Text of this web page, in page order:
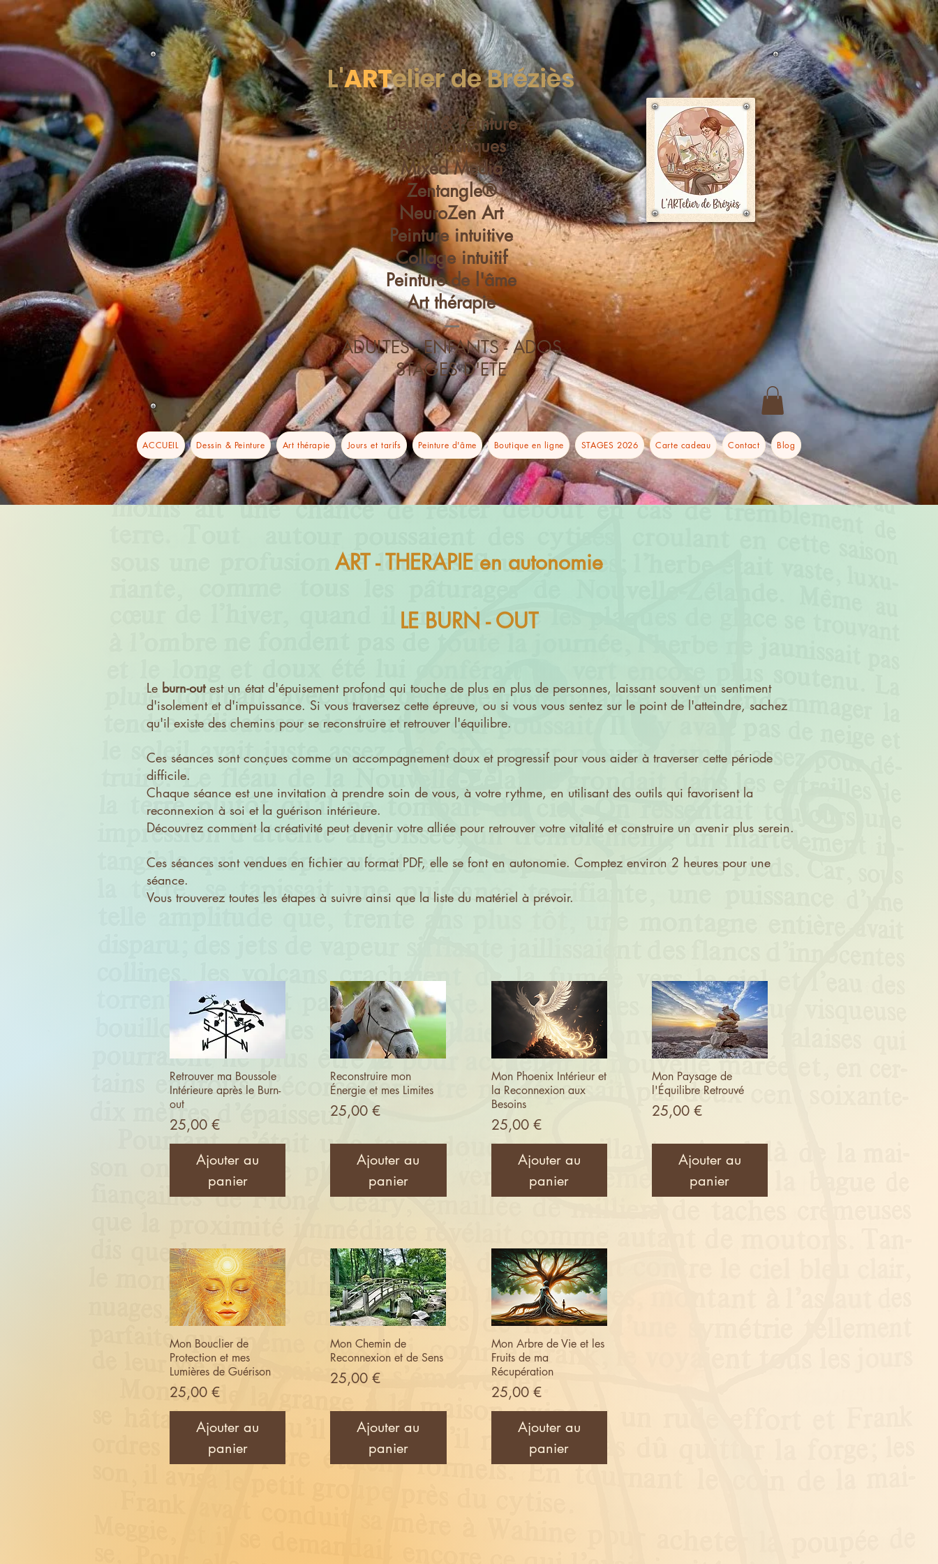
L'ARTelier de Bréziès
Dessin & Peinture
Arts plastiques
Mixed Media
Zentangle®
NeuroZen Art
Peinture intuitive
Collage intuitif
Peinture de l'âme
Art thérapie
----
ADULTES - ENFANTS - ADOS
STAGES D'ETE
ACCUEIL Dessin & Peinture Art thérapie Jours et tarifs Peinture d'âme Boutique en ligne STAGES 2026 Carte cadeau Contact Blog
ART - THERAPIE en autonomie
LE BURN - OUT
Le burn-outest un état d'épuisement profond qui touche de plus en plus de personnes, laissant souvent un sentiment
d'isolement et d'impuissance. Si vous traversez cette épreuve, ou si vous vous sentez sur le point de l'atteindre, sachez
qu'il existe des chemins pour se reconstruire et retrouver l'équilibre.
Ces séances sont conçues comme un accompagnement doux et progressif pour vous aider à traverser cette période
difficile.
Chaque séance est une invitation à prendre soin de vous, à votre rythme, en utilisant des outils qui favorisent la
reconnexion à soi et la guérison intérieure.
Découvrez comment la créativité peut devenir votre alliée pour retrouver votre vitalité et construire un avenir plus serein.
Ces séances sont vendues en fichier au format PDF, elle se font en autonomie. Comptez environ 2 heures pour une
séance.
Vous trouverez toutes les étapes à suivre ainsi que la liste du matériel à prévoir.
Retrouver ma Boussole
Intérieure après le Burn-
out
Prix
25,00 €
Ajouter au
panier
Reconstruire mon
Énergie et mes Limites
Prix
25,00 €
Ajouter au
panier
Mon Phoenix Intérieur et
la Reconnexion aux
Besoins
Prix
25,00 €
Ajouter au
panier
Mon Paysage de
l'Équilibre Retrouvé
Prix
25,00 €
Ajouter au
panier
Mon Bouclier de
Protection et mes
Lumières de Guérison
Prix
25,00 €
Ajouter au
panier
Mon Chemin de
Reconnexion et de Sens
Prix
25,00 €
Ajouter au
panier
Mon Arbre de Vie et les
Fruits de ma
Récupération
Prix
25,00 €
Ajouter au
panier